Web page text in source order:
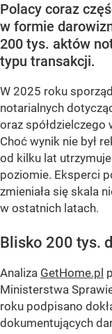
Polacy coraz
w formie
200 tys. aktów
typu transakcji.
W 2025 roku
notarialnych
oraz spółdzielczego
Choć wynik nie był
od kilku lat
poziomie. Eksperci
zmieniała się skala
w ostatnich latach.
Blisko 200 tys.
Analiza GetHome.pl
Ministerstwa
roku podpisano
dokumentujących